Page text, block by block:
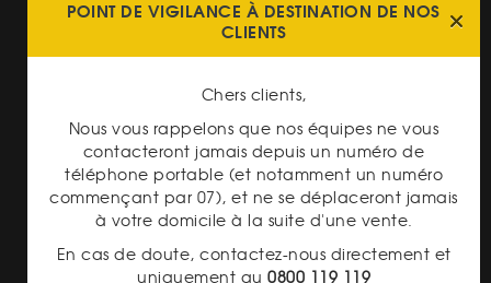
LIVRAISON ASSURÉE
TRANSPARENCE DES
PRIX
POINT DE VIGILANCE À DESTINATION DE NOS
CLIENTS
Chers clients,
Nous vous rappelons que nos équipes ne vous
contacteront jamais depuis un numéro de
téléphone portable (et notamment un numéro
commençant par 07), et ne se déplaceront jamais
à votre domicile à la suite d'une vente.
En cas de doute, contactez-nous directement et
uniquement au 0800 119 119